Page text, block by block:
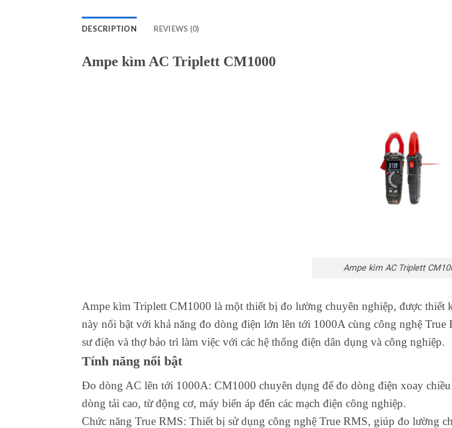
DESCRIPTION REVIEWS (0)
Ampe kìm AC Triplett CM1000
Ampe kìm AC Triplett
Ampe kìm Triplett CM1000 là một thiết bị đo lường chuyên nghiệp, được thiết
này nổi bật với khả năng đo dòng điện lớn lên tới 1000A cùng công nghệ
sư điện và thợ bảo trì làm việc với các hệ thống điện dân dụng và công nghiệp.
Tính năng nổi bật
Đo dòng AC lên tới 1000A: CM1000 chuyên dụng để đo dòng điện xoay
dòng tải cao, từ động cơ, máy biến áp đến các mạch điện công nghiệp.
Chức năng True RMS: Thiết bị sử dụng công nghệ True RMS, giúp đo lường